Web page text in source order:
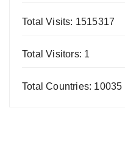
Total Visits: 1515317
Total Visitors: 1
Total Countries: 10035